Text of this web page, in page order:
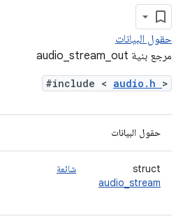
حقول البيانات
مرجع بنية audio_stream_out
#include < audio.h >
حقول البيانات
struct
audio_stream
شائعة